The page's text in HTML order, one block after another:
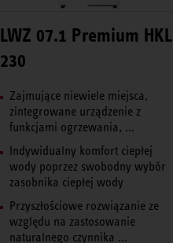
LWZ 07.1 Premium HKL
230
Zajmujące niewiele miejsca,
zintegrowane urządzenie z
funkcjami ogrzewania, ...
Indywidualny komfort ciepłej
wody poprzez swobodny wybór
zasobnika ciepłej wody
Przyszłościowe rozwiązanie ze
względu na zastosowanie
naturalnego czynnika ...